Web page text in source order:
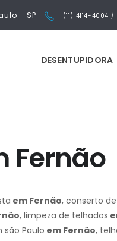
- SP (11) 4114-4004
DESENTUPIDORA
Fernão
em Fernão, conserto
, limpeza de telhados
Paulo em Fernão,